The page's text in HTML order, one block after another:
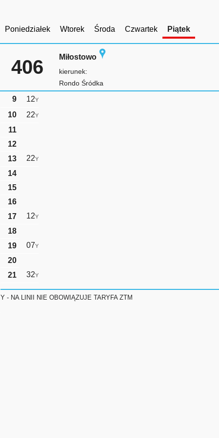
Poniedziałek Wtorek Środa Czwartek Piątek
406 Miłostowo
kierunek:
Rondo Śródka
9 12Y
10 22Y
11
12
13
22Y
14
15
16
17
12Y
18
19
07Y
20
21
32Y
Y - NA LINII NIE OBOWIĄZUJE TARYFA ZTM